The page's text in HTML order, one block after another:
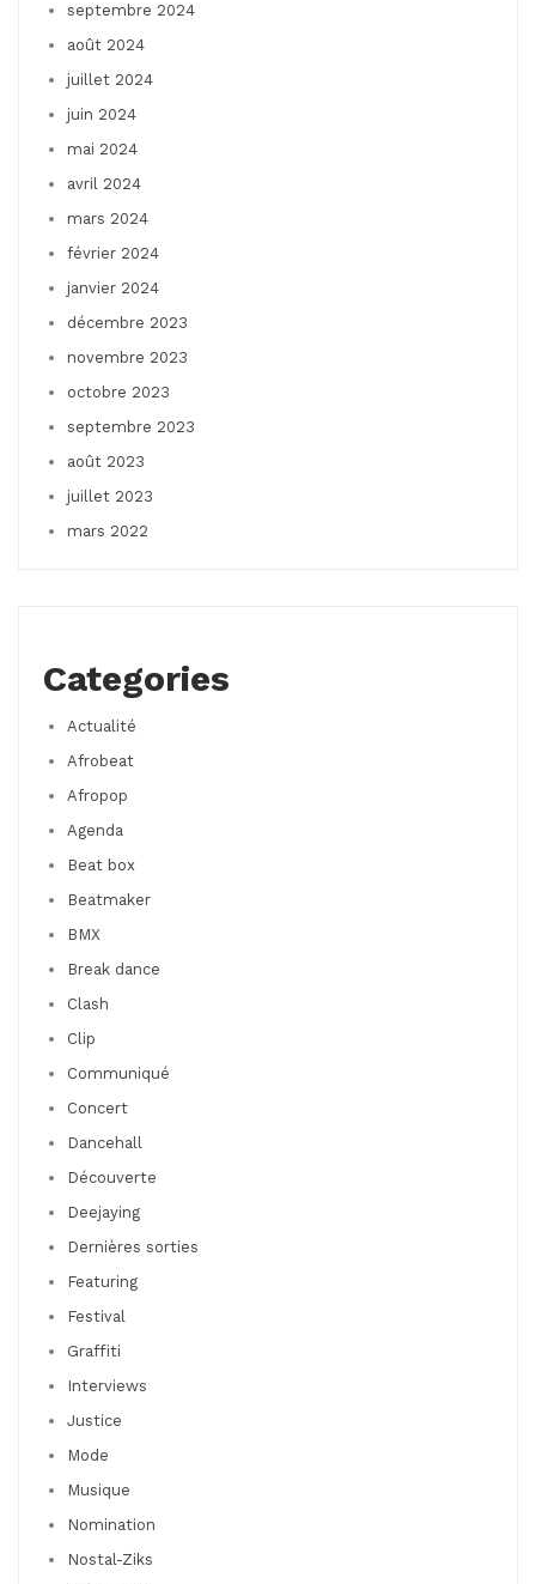
septembre 2024
août 2024
juillet 2024
juin 2024
mai 2024
avril 2024
mars 2024
février 2024
janvier 2024
décembre 2023
novembre 2023
octobre 2023
septembre 2023
août 2023
juillet 2023
mars 2022
Categories
Actualité
Afrobeat
Afropop
Agenda
Beat box
Beatmaker
BMX
Break dance
Clash
Clip
Communiqué
Concert
Dancehall
Découverte
Deejaying
Dernières sorties
Featuring
Festival
Graffiti
Interviews
Justice
Mode
Musique
Nomination
Nostal-Ziks